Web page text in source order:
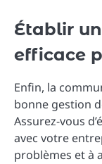
Établir
efficace
Enfin, la
bonne gestion
Assurez-vous
avec votre
problèmes et à